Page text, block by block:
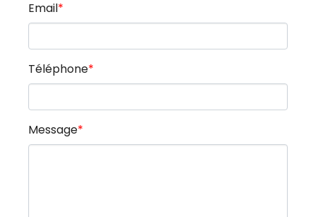
Email*
Téléphone*
Message*